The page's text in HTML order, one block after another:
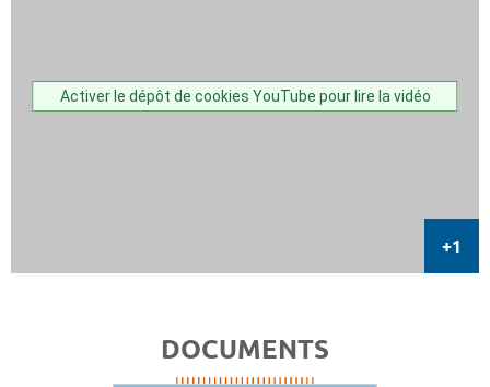
Activer le dépôt de cookies YouTube pour lire la vidéo
DOCUMENTS